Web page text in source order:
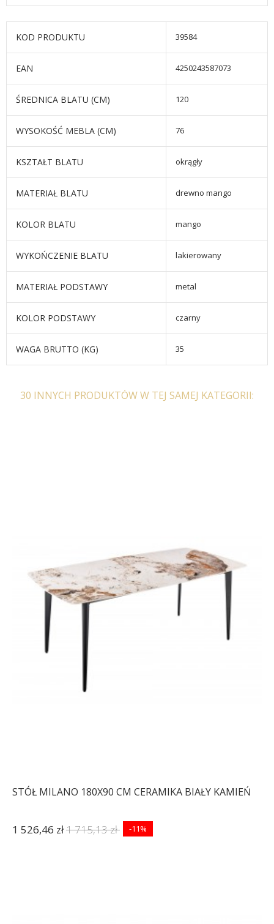
KOD PRODUKTU 39584
EAN 4250243587073
ŚREDNICA BLATU (CM) 120
WYSOKOŚĆ MEBLA (CM) 76
KSZTAŁT BLATU okrągły
MATERIAŁ BLATU drewno mango
KOLOR BLATU mango
WYKOŃCZENIE BLATU lakierowany
MATERIAŁ PODSTAWY metal
KOLOR PODSTAWY czarny
WAGA BRUTTO (KG) 35
30 INNYCH PRODUKTÓW W TEJ SAMEJ KATEGORII:
STÓŁ MILANO 180X90 CM CERAMIKA BIAŁY KAMIEŃ
1 526,46 zł1 715,13 zł -11%